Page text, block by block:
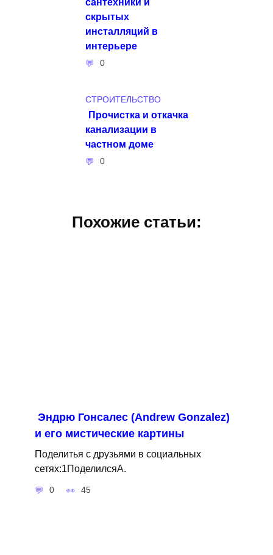
скрытых
инсталляций в
интерьере
0
СТРОИТЕЛЬСТВО
Прочистка и откачка
канализации в
частном доме
0
Похожие статьи:
Эндрю Гонсалес (Andrew Gonzalez)
и его мистические картины
Поделитья с друзьями в социальных
сетях:1ПоделилсяA.
0 45